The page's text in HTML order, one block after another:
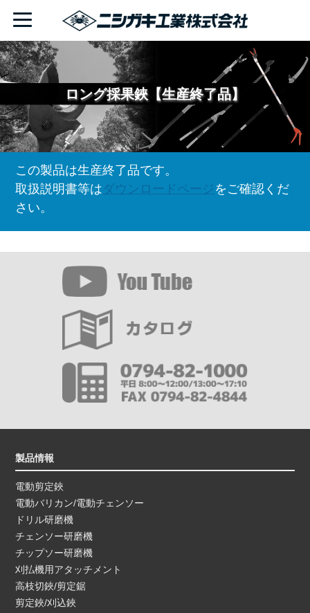
ロング採果鋏【生産終了品】
この製品は生産終了品です。
取扱説明書等は ダウンロードページ をご確認くだ
さい。
製品情報
電動剪定鋏
電動バリカン/電動チェンソー
ドリル研磨機
チェンソー研磨機
チップソー研磨機
刈払機用アタッチメント
高枝切鋏/剪定鋸
剪定鋏/刈込鋏